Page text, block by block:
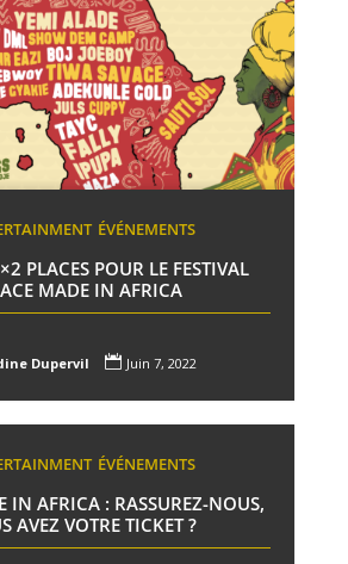
ÉVÉNEMENTS
PLACES POUR LE FESTIVAL
MADE IN AFRICA
Dupervil  Juin 7, 2022
ÉVÉNEMENTS
IN AFRICA : RASSUREZ-NOUS,
AVEZ VOTRE TICKET ?